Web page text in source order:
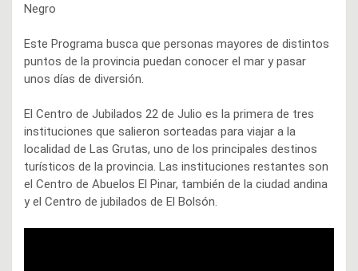
Negro
Este Programa busca que personas mayores de distintos
puntos de la provincia puedan conocer el mar y pasar
unos días de diversión.
El Centro de Jubilados 22 de Julio es la primera de tres
instituciones que salieron sorteadas para viajar a la
localidad de Las Grutas, uno de los principales destinos
turísticos de la provincia. Las instituciones restantes son
el Centro de Abuelos El Pinar, también de la ciudad andina
y el Centro de jubilados de El Bolsón.